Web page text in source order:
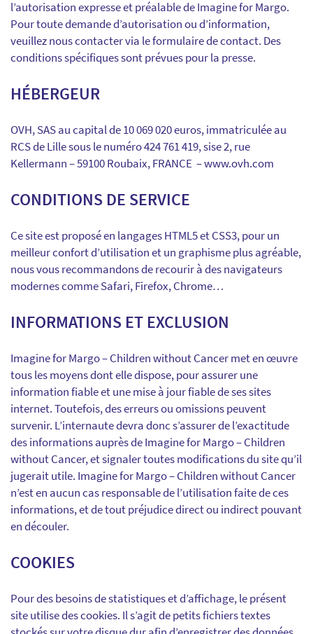
l’autorisation expresse et préalable de Imagine for Margo.
Pour toute demande d’autorisation ou d’information,
veuillez nous contacter via le formulaire de contact. Des
conditions spécifiques sont prévues pour la presse.
HÉBERGEUR
OVH, SAS au capital de 10 069 020 euros, immatriculée au
RCS de Lille sous le numéro 424 761 419, sise 2, rue
Kellermann – 59100 Roubaix, FRANCE – www.ovh.com
CONDITIONS DE SERVICE
Ce site est proposé en langages HTML5 et CSS3, pour un
meilleur confort d’utilisation et un graphisme plus agréable,
nous vous recommandons de recourir à des navigateurs
modernes comme Safari, Firefox, Chrome…
INFORMATIONS ET EXCLUSION
Imagine for Margo – Children without Cancer met en œuvre
tous les moyens dont elle dispose, pour assurer une
information fiable et une mise à jour fiable de ses sites
internet. Toutefois, des erreurs ou omissions peuvent
survenir. L’internaute devra donc s’assurer de l’exactitude
des informations auprès de Imagine for Margo – Children
without Cancer, et signaler toutes modifications du site qu’il
jugerait utile. Imagine for Margo – Children without Cancer
n’est en aucun cas responsable de l’utilisation faite de ces
informations, et de tout préjudice direct ou indirect pouvant
en découler.
COOKIES
Pour des besoins de statistiques et d’affichage, le présent
site utilise des cookies. Il s’agit de petits fichiers textes